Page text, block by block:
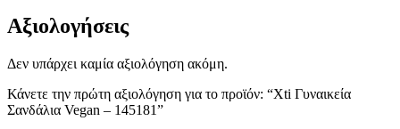
Αξιολογήσεις
Δεν υπάρχει καμία αξιολόγηση ακόμη.
Κάνετε την πρώτη αξιολόγηση για το προϊόν: “Xti Γυναικεία
Σανδάλια Vegan – 145181”